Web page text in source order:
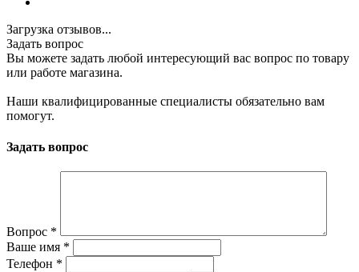
Загрузка отзывов...
Задать вопрос
Вы можете задать любой интересующий вас вопрос по товару
или работе магазина.
Наши квалифицированные специалисты обязательно вам
помогут.
Задать вопрос
Вопрос *
Ваше имя *
Телефон *